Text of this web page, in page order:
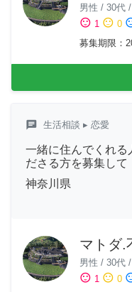
男性 / 30代 /
sentiment_satisfied 1 sentiment_neutral 0
募集期限 ：
chat 生活相談 ▸ 恋愛
一緒に住んでくれる
ださる方を募集して
神奈川県
マトダ.
男性 / 30代 /
sentiment_satisfied 1 sentiment_neutral 0